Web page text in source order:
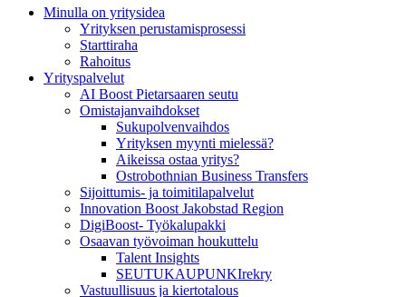
Minulla on yritysidea
Yrityksen perustamisprosessi
Starttiraha
Rahoitus
Yrityspalvelut
AI Boost Pietarsaaren seutu
Omistajanvaihdokset
Sukupolvenvaihdos
Yrityksen myynti mielessä?
Aikeissa ostaa yritys?
Ostrobothnian Business Transfers
Sijoittumis- ja toimitilapalvelut
Innovation Boost Jakobstad Region
DigiBoost- Työkalupakki
Osaavan työvoiman houkuttelu
Talent Insights
SEUTUKAUPUNKIrekry
Vastuullisuus ja kiertotalous